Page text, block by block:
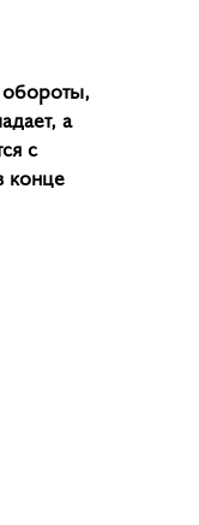
а
с
конце